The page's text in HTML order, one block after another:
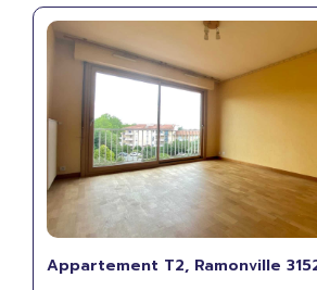
Appartement T2, Ramonville